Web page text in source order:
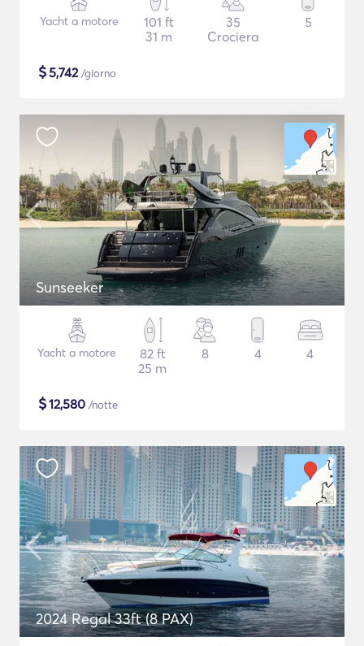
Yacht a motore
101 ft
31 m
35
Crociera
5
$5,742/giorno
Sunseeker
Yacht a motore
82 ft
25 m
8 4 4
$12,580 /notte
2024 Regal 33ft (8 PAX)